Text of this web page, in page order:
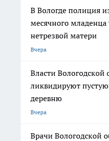
В Вологде полиция
месячного младенца
нетрезвой матери
Вчера
Власти Вологодской
ликвидируют
деревню
Вчера
Врачи Вологодской